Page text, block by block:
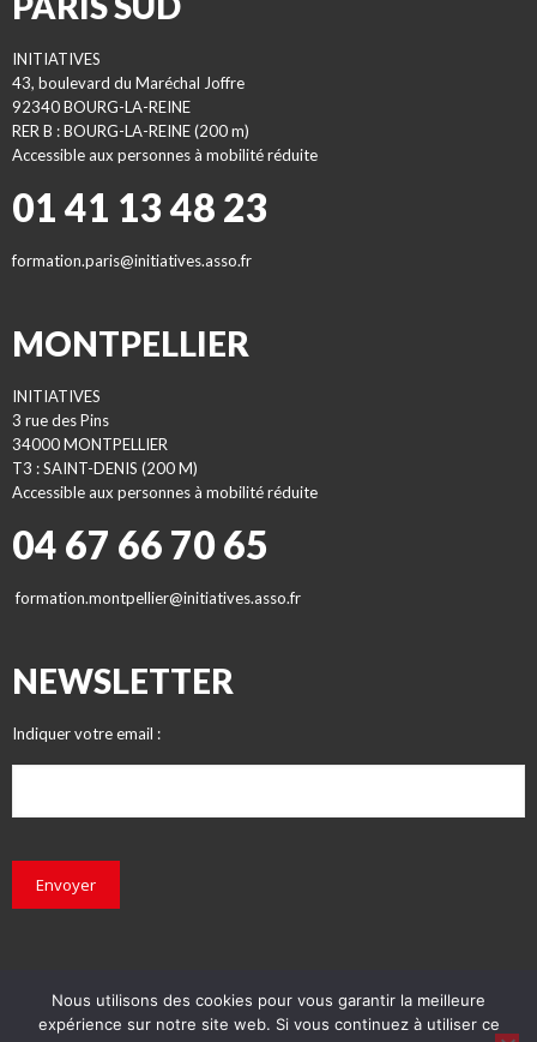
INITIATIVES
43, boulevard du Maréchal Joffre
92340 BOURG-LA-REINE
RER B : BOURG-LA-REINE (200 m)
Accessible aux personnes à mobilité réduite
01 41 13 48 23
formation.paris@initiatives.asso.fr
MONTPELLIER
INITIATIVES
3 rue des Pins
34000 MONTPELLIER
T3 : SAINT-DENIS (200 M)
Accessible aux personnes à mobilité réduite
04 67 66 70 65
formation.montpellier@initiatives.asso.fr
NEWSLETTER
Indiquer votre email :
Envoyer
Nous utilisons des cookies pour vous garantir la meilleure
expérience sur notre site web. Si vous continuez à utiliser ce